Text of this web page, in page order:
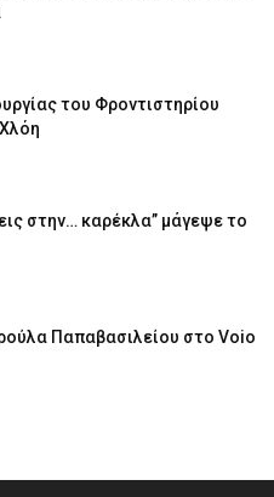
του Φροντιστηρίου
στην… καρέκλα” μάγεψε το
Παπαβασιλείου στο Voio